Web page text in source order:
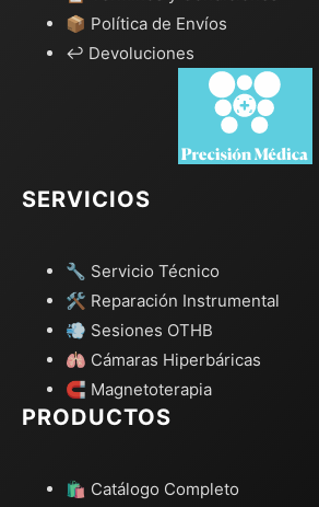
📦 Política de Envíos
↩️ Devoluciones
SERVICIOS
🔧 Servicio Técnico
🛠️ Reparación Instrumental
💨 Sesiones OTHB
🫁 Cámaras Hiperbáricas
🧲 Magnetoterapia
PRODUCTOS
🛍️ Catálogo Completo